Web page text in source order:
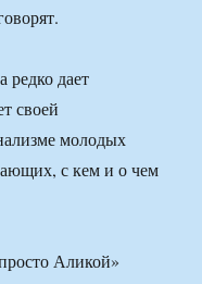
дает
своей
молодых
с кем и о чем